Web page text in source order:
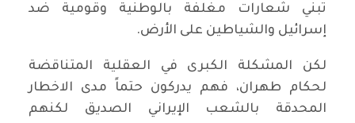
تبني شعارات مغلفة بالوطنية وقومية ضد
إسرائيل والشياطين على الأرض.
لكن المشكلة الكبرى في العقلية المتناقضة
لحكام طهران، فهم يدركون حتماً مدى الاخطار
المحدقة بالشعب الإيراني الصديق لكنهم